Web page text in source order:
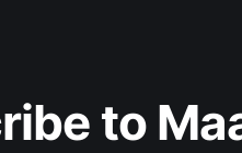
to